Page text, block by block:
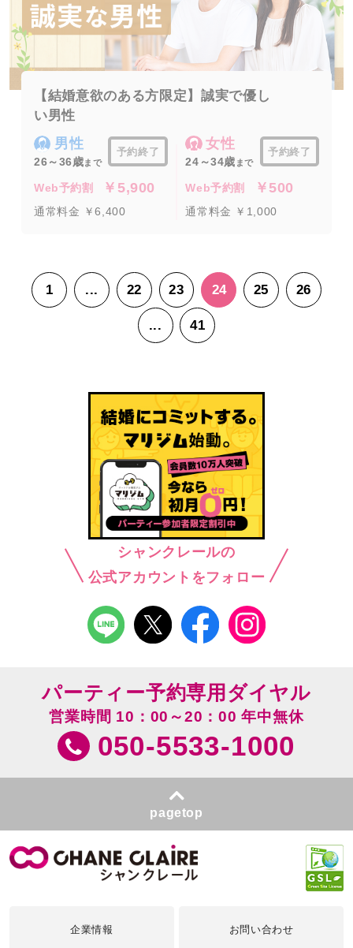
【結婚意欲のある方限定】誠実で優し
い男性
男性
26～36歳まで
予約終了
Web予約割 ￥5,900
通常料金 ￥6,400
女性
24～34歳 まで
予約終了
Web予約割 ￥500
通常料金 ￥1,000
1 ... 22 23 24 25 26
... 41
シャンクレールの
公式アカウントをフォロー
パーティー予約専用ダイヤル
営業時間 10：00～20：00 年中無休
050-5533-1000
pagetop
企業情報 お問い合わせ